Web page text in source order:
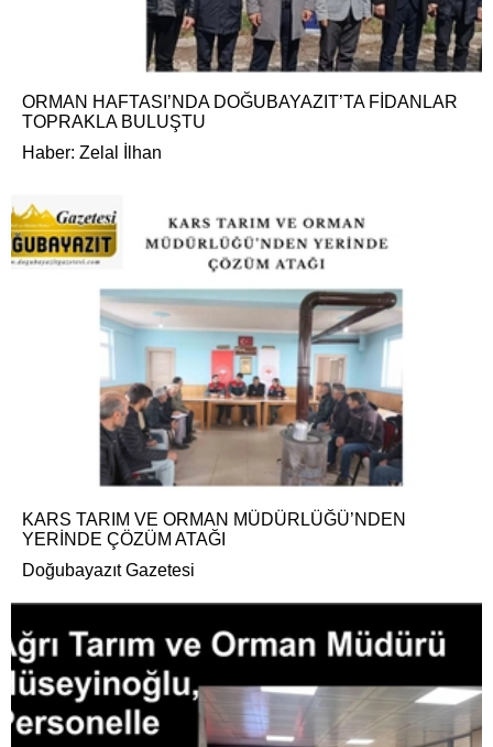
ORMAN HAFTASI’NDA DOĞUBAYAZIT’TA FİDANLAR
TOPRAKLA BULUŞTU
Haber: Zelal İlhan
KARS TARIM VE ORMAN MÜDÜRLÜĞÜ’NDEN
YERİNDE ÇÖZÜM ATAĞI
Doğubayazıt Gazetesi